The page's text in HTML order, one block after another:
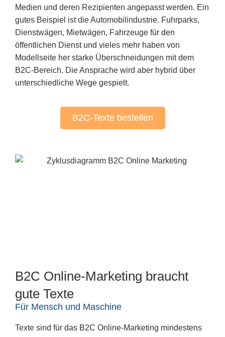
Medien und deren Rezipienten angepasst werden. Ein
gutes Beispiel ist die Automobilindustrie. Fuhrparks,
Dienstwägen, Mietwägen, Fahrzeuge für den
öffentlichen Dienst und vieles mehr haben von
Modellseite her starke Überschneidungen mit dem
B2C-Bereich. Die Ansprache wird aber hybrid über
unterschiedliche Wege gespielt.
B2C-Texte bestellen
B2C Online-Marketing braucht
gute Texte
Für Mensch und Maschine
Texte sind für das B2C Online-Marketing mindestens